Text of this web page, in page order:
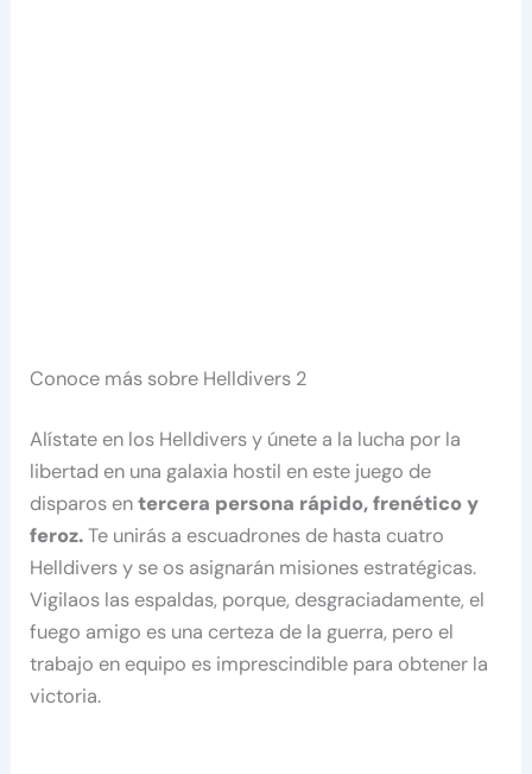
Conoce más sobre Helldivers 2
Alístate en los Helldivers y únete a la lucha por la
libertad en una galaxia hostil en este juego de
disparos entercera persona rápido, frenético y
feroz.Te unirás a escuadrones de hasta cuatro
Helldivers y se os asignarán misiones estratégicas.
Vigilaos las espaldas, porque, desgraciadamente, el
fuego amigo es una certeza de la guerra, pero el
trabajo en equipo es imprescindible para obtener la
victoria.